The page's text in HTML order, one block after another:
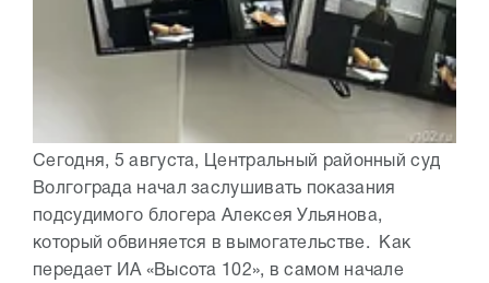
Сегодня, 5 августа, Центральный районный суд
Волгограда начал заслушивать показания
подсудимого блогера Алексея Ульянова,
который обвиняется в вымогательстве. Как
передает ИА «Высота 102», в самом начале